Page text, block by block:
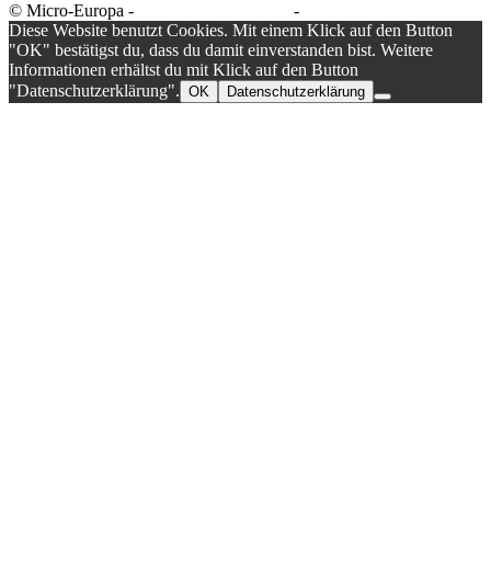
© Micro-Europa -
-
Diese Website benutzt Cookies. Mit einem Klick auf den Button
"OK" bestätigst du, dass du damit einverstanden bist. Weitere
Informationen erhältst du mit Klick auf den Button
"Datenschutzerklärung". OK Datenschutzerklärung